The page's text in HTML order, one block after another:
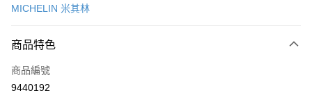
3 期 0 利率 每期
合作金庫商業銀行
上海商業儲蓄銀行
超商取貨付款
LINE Pay
MICHELIN 米其林
商品特色
商品編號
9440192